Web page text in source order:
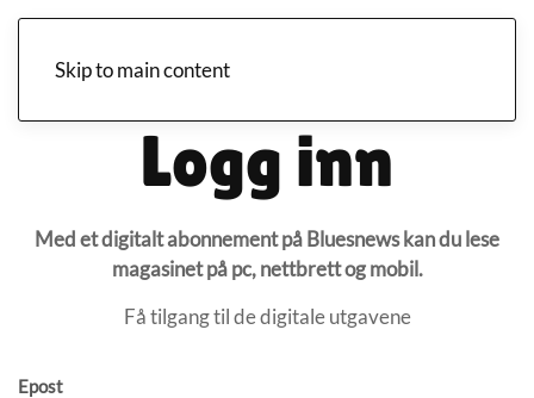
Skip to main content
Logg inn
Med et digitalt abonnement på Bluesnews kan du lese
magasinet på pc, nettbrett og mobil.
Få tilgang til de digitale utgavene
Epost